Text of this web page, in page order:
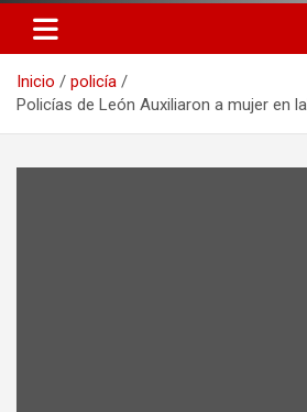
Inicio
policía
Policías de León Auxiliaron a mujer en